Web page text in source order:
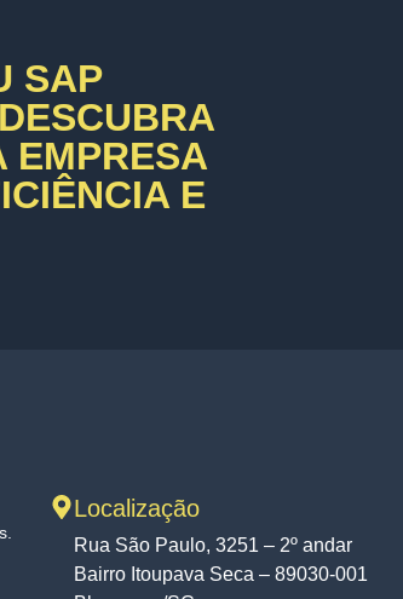
SAP
EMPRESA
E
Localização
Rua São Paulo, 3251 – 2º andar
Bairro Itoupava Seca – 89030-001